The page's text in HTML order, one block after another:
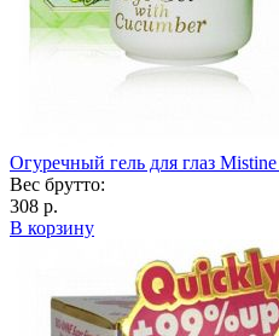
Огуречный гель для глаз
Вес брутто:
308 р.
В корзину